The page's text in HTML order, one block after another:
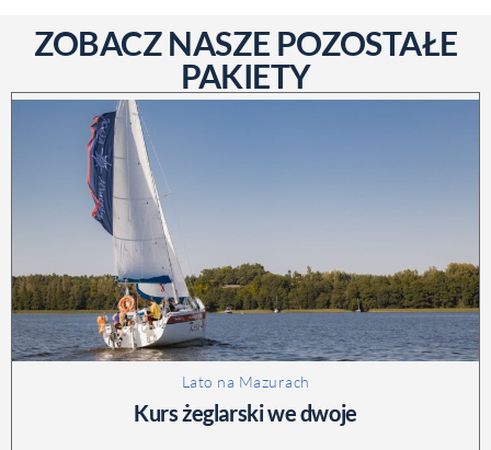
ZOBACZ NASZE POZOSTAŁE
PAKIETY
Kurs żeglarski we dwoje
Lato na Mazurach